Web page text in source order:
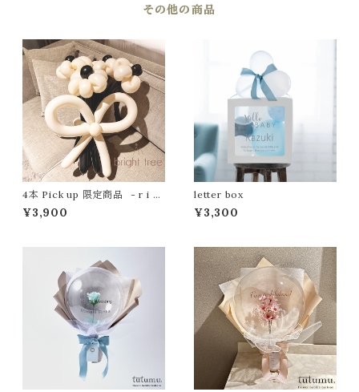
その他の商品
4本 Pick up 限定商品 - r i m
a - b e i g e：b l a c k
¥3,900
letter box
¥3,300